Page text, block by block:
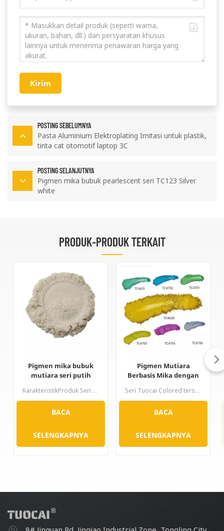
Kirim
POSTING SEBELUMNYA
Pasta Aluminium Elektroplating Imitasi untuk plastik,
tinta cat otomotif laptop 3C
POSTING SELANJUTNYA
Pigmen mika bubuk pearlescent seri TC123 Silver
white
PRODUK-PRODUK TERKAIT
Pigmen mika bubuk
mutiara seri putih
KarakteristikProduk Seri Perak dicirikan oleh warna putih yang baik dan kilau mutiara yang menonjol. Menurut bentuk kristal titanium dioksida, dapat dibagi menjadi dua jenis: tipe rutil dan tipe anatase, dan produk seri rutil memiliki ketahanan cuaca yang lebih kuat. Seri produk pigmen mutiara ini memiliki banyak spesifikasi ukuran partikel, ukuran partikel halus akan menghasilkan efek lembut dan halus, dan ukuran partikel kasar akan menghasilkan efek kilau yang kuat.
BACA
SELENGKAPNYA
Pigmen Mutiara
Berbasis Mika dengan
Tinggi Pigmen Mika
Berwarna
Seri Tuocai Colored tersedia dalam berbagai macam warna untuk memenuhi hampir semua warna yang diinginkan pengguna. Ketika pigmen organik penyerap memiliki warna yang sama dengan pigmen efek seri logam mengkilap, warna pantulan akan mirip dengan warna tampak samping, dan warnanya lebih cerah serta kemurniannya lebih tinggi. Ketika coraknya berbeda, warna pantulan akan berbeda dari warna tampak samping, sehingga terjadi perubahan warna.
BACA
SELENGKAPNYA